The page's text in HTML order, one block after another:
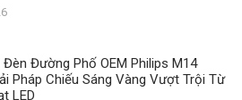
Đèn Đường Phố OEM Philips M14
Pháp Chiếu Sáng Vàng Vượt Trội Từ
LED